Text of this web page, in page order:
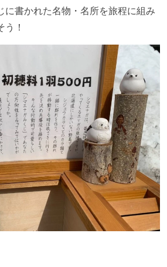
に書かれた名物・名所を旅程に組み
！